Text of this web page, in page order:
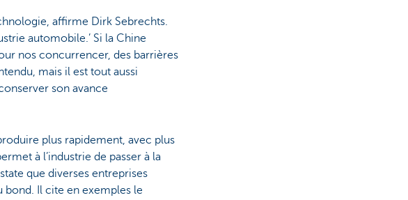
affirme Dirk Sebrechts.
automobile.’ Si la Chine
nos concurrencer, des barrières
mais il est tout aussi
son avance
plus rapidement, avec plus
à l’industrie de passer à la
que diverses entreprises
bond. Il cite en exemples le